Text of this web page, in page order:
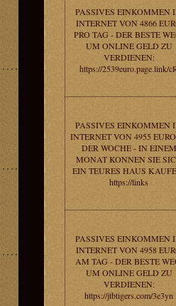
PASSIVES EINKOMMEN
INTERNET VON 4866
PRO TAG - DER BESTE
UM ONLINE GELD ZU
VERDIENEN:
https://2539euro.page.link/
PASSIVES EINKOMMEN
INTERNET VON 4955
DER WOCHE - IN EINEM
MONAT KONNEN SIE
EIN TEURES HAUS
https://links
PASSIVES EINKOMMEN
INTERNET VON 4958
AM TAG - DER BESTE
UM ONLINE GELD ZU
VERDIENEN:
https://jtbtigers.com/3e3yn